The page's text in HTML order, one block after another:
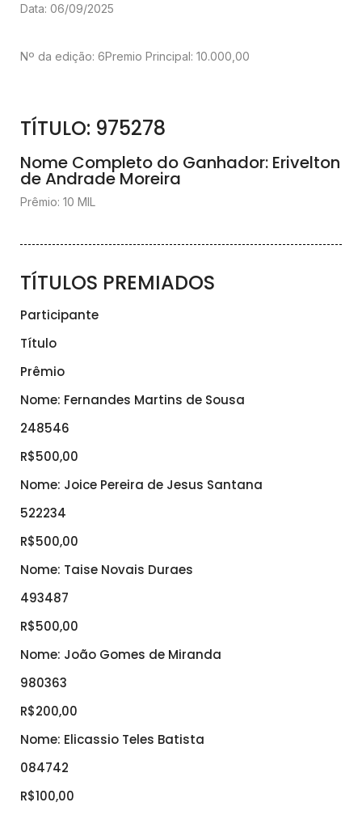
Data: 06/09/2025
Nº da edição: 6Premio Principal: 10.000,00
TÍTULO: 975278
Nome Completo do Ganhador: Erivelton
de Andrade Moreira
Prêmio: 10 MIL
TÍTULOS PREMIADOS
Participante
Título
Prêmio
Nome: Fernandes Martins de Sousa
248546
R$500,00
Nome: Joice Pereira de Jesus Santana
522234
R$500,00
Nome: Taise Novais Duraes
493487
R$500,00
Nome: João Gomes de Miranda
980363
R$200,00
Nome: Elicassio Teles Batista
084742
R$100,00